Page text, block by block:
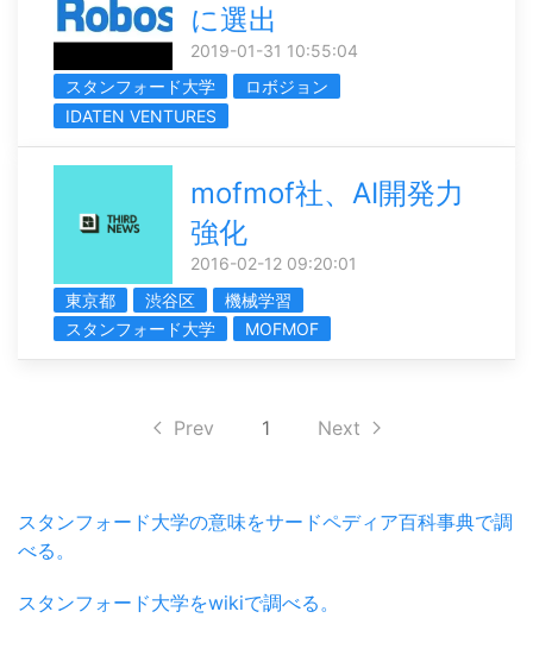
に選出
2019-01-31 10:55:04
スタンフォード大学
ロボジョン
IDATEN VENTURES
mofmof社、AI開発力
強化
2016-02-12 09:20:01
東京都
渋谷区
機械学習
スタンフォード大学
MOFMOF
Prev 1 Next
スタンフォード大学の意味をサードペディア百科事典で調
べる。
スタンフォード大学をwikiで調べる。